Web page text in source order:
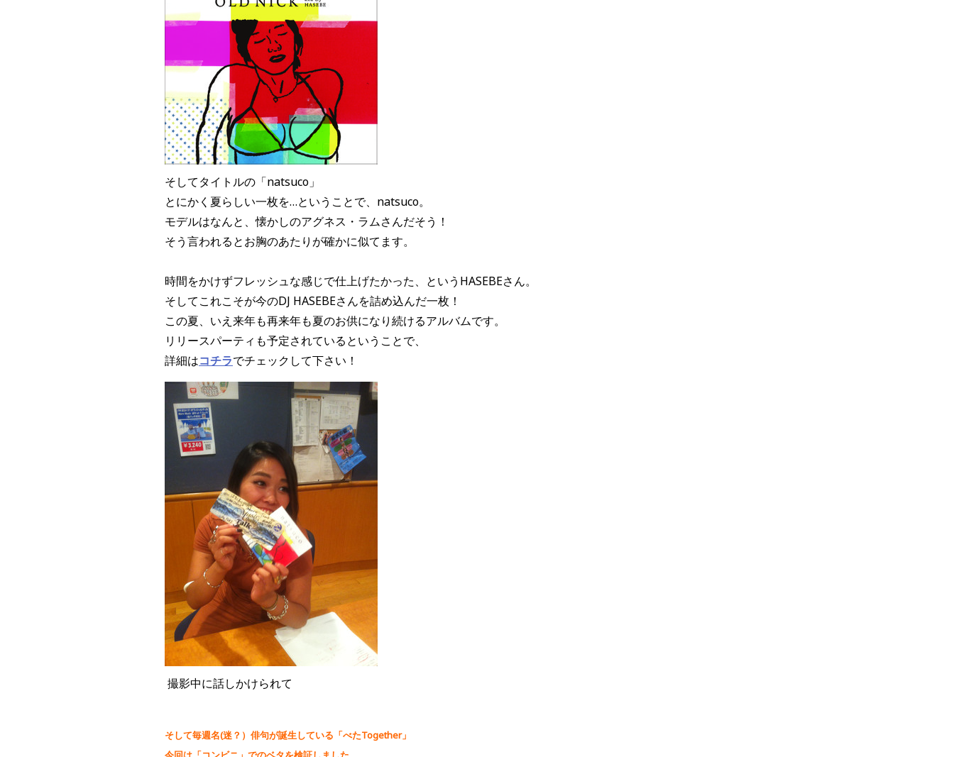
そしてタイトルの「natsuco」
とにかく夏らしい一枚を…ということで、natsuco。
モデルはなんと、懐かしのアグネス・ラムさんだそう！
そう言われるとお胸のあたりが確かに似てます。
時間をかけずフレッシュな感じで仕上げたかった、というHASEBEさん。
そしてこれこそが今のDJ HASEBEさんを詰め込んだ一枚！
この夏、いえ来年も再来年も夏のお供になり続けるアルバムです。
リリースパーティも予定されているということで、
詳細はコチラでチェックして下さい！
撮影中に話しかけられて
そして毎週名(迷？）俳句が誕生している「べたTogether」